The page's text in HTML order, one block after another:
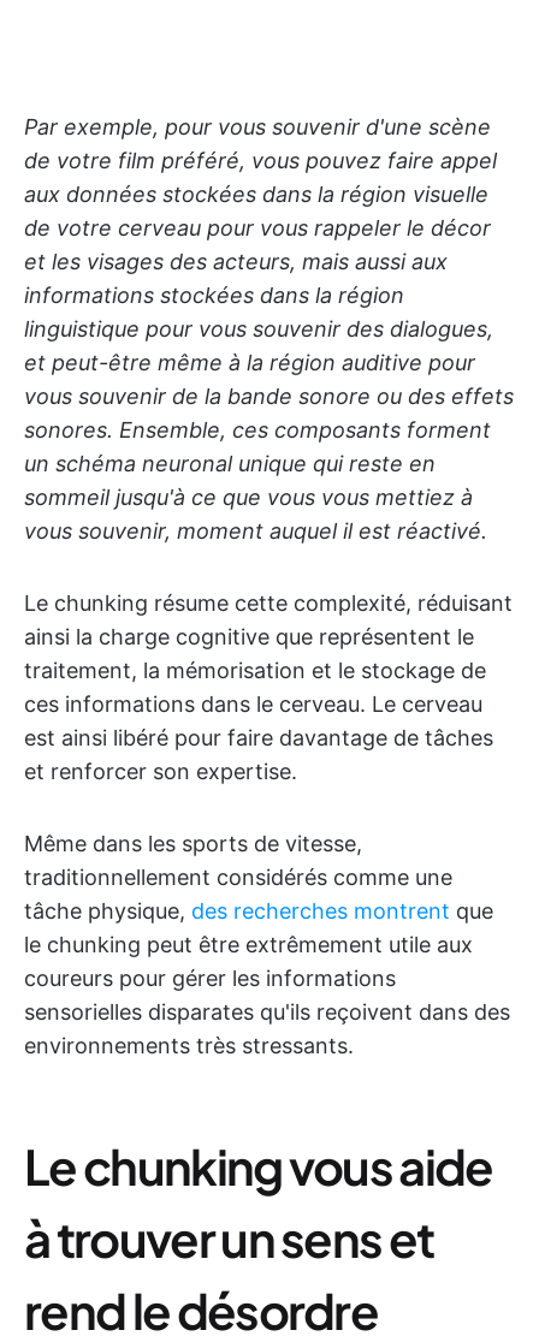
Par exemple, pour vous souvenir d'une scène
de votre film préféré, vous pouvez faire appel
aux données stockées dans la région visuelle
de votre cerveau pour vous rappeler le décor
et les visages des acteurs, mais aussi aux
informations stockées dans la région
linguistique pour vous souvenir des dialogues,
et peut-être même à la région auditive pour
vous souvenir de la bande sonore ou des effets
sonores. Ensemble, ces composants forment
un schéma neuronal unique qui reste en
sommeil jusqu'à ce que vous vous mettiez à
vous souvenir, moment auquel il est réactivé.
Le chunking résume cette complexité, réduisant
ainsi la charge cognitive que représentent le
traitement, la mémorisation et le stockage de
ces informations dans le cerveau. Le cerveau
est ainsi libéré pour faire davantage de tâches
et renforcer son expertise.
Même dans les sports de vitesse,
traditionnellement considérés comme une
tâche physique, des recherches montrent que
le chunking peut être extrêmement utile aux
coureurs pour gérer les informations
sensorielles disparates qu'ils reçoivent dans des
environnements très stressants.
Le chunking vous aide
à trouver un sens et
rend le désordre